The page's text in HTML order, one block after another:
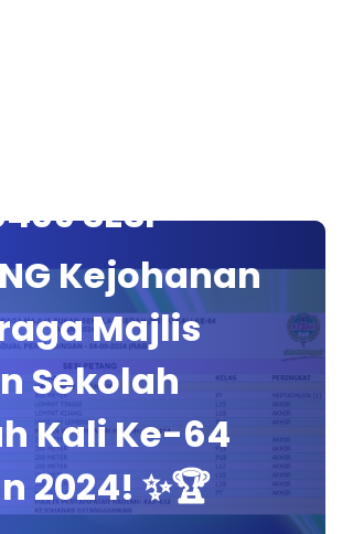
SESI
Kejohanan
Majlis
Sekolah
Kali Ke-64
2024! ✨🏆